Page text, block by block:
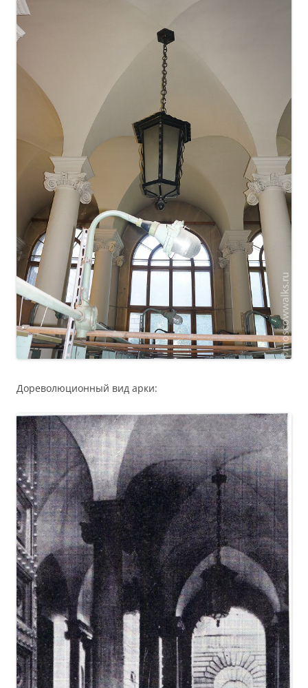
Дореволюционный вид арки: